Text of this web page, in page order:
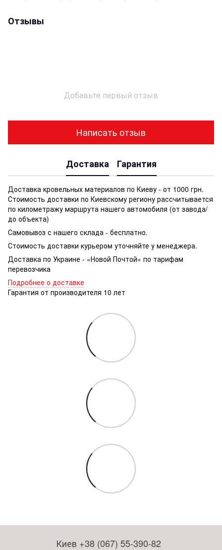
Отзывы
Добавьте первый отзыв
Написать отзыв
Доставка Гарантия
Доставка кровельных материалов по Киеву - от 1000 грн.
Стоимость доставки по Киевскому региону рассчитывается
по километражу маршрута нашего автомобиля (от завода/
до объекта)
Самовывоз с нашего склада - бесплатно.
Стоимость доставки курьером уточняйте у менеджера.
Доставка по Украине - «Новой Почтой» по тарифам
перевозчика
Подробнее о доставке
Гарантия от производителя 10 лет
Киев +38 (067) 55-390-82